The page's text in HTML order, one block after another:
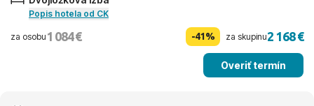
Popis hotela od CK
za osobu 1 084 € -41% za skupinu2 168 €
Overiť termín